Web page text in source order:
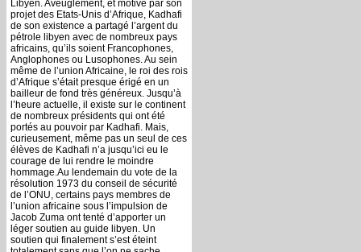
Libyen. Aveuglement, et motivé par son
projet des Etats-Unis d’Afrique, Kadhafi
de son existence a partagé l’argent du
pétrole libyen avec de nombreux pays
africains, qu’ils soient Francophones,
Anglophones ou Lusophones. Au sein
même de l’union Africaine, le roi des rois
d’Afrique s’était presque érigé en un
bailleur de fond très généreux. Jusqu’à
l’heure actuelle, il existe sur le continent
de nombreux présidents qui ont été
portés au pouvoir par Kadhafi. Mais,
curieusement, même pas un seul de ces
élèves de Kadhafi n’a jusqu’ici eu le
courage de lui rendre le moindre
hommage.Au lendemain du vote de la
résolution 1973 du conseil de sécurité
de l’ONU, certains pays membres de
l’union africaine sous l’impulsion de
Jacob Zuma ont tenté d’apporter un
léger soutien au guide libyen. Un
soutien qui finalement s’est éteint